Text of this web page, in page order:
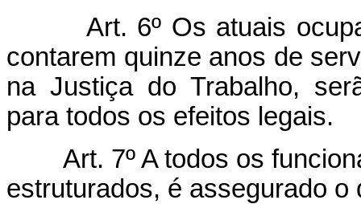
Art. 6º Os atuais
contarem quinze anos de
na Justiça do Trabalho,
para todos os efeitos legais.
Art. 7º A todos os
estruturados, é assegurado